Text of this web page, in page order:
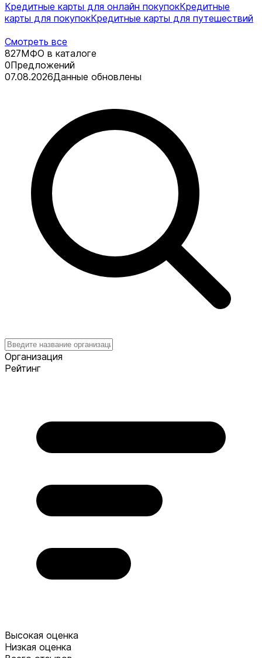
Кредитные карты для онлайн покупокКредитные
карты для покупокКредитные карты для путешествий
Смотреть все
827МФО в каталоге
0Предложений
07.08.2026Данные обновлены
Организация
Рейтинг
Высокая оценка
Низкая оценка